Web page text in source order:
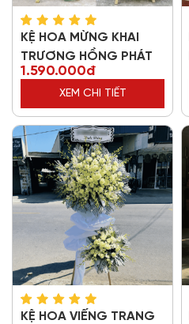
KỆ HOA MỪNG KHAI
TRƯƠNG HỒNG PHÁT
1.590.000đ
XEM CHI TIẾT
KỆ HOA VIẾNG TRANG